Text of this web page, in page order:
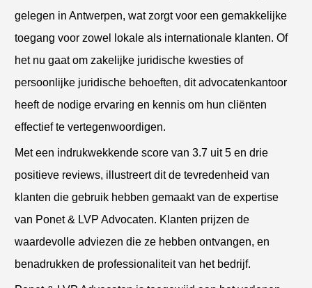
gelegen in Antwerpen, wat zorgt voor een gemakkelijke
toegang voor zowel lokale als internationale klanten. Of
het nu gaat om zakelijke juridische kwesties of
persoonlijke juridische behoeften, dit advocatenkantoor
heeft de nodige ervaring en kennis om hun cliënten
effectief te vertegenwoordigen.
Met een indrukwekkende score van 3.7 uit 5 en drie
positieve reviews, illustreert dit de tevredenheid van
klanten die gebruik hebben gemaakt van de expertise
van Ponet & LVP Advocaten. Klanten prijzen de
waardevolle adviezen die ze hebben ontvangen, en
benadrukken de professionaliteit van het bedrijf.